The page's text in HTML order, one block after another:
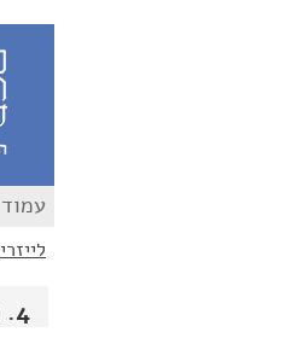
4. מהוד אופטי ואופני תנודה